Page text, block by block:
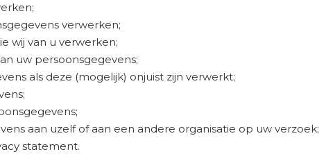
verwerken;
wij van u verwerken;
uw persoonsgegevens;
als deze (mogelijk) onjuist zijn verwerkt;
aan uzelf of aan een andere organisatie op uw verzoek;
statement.